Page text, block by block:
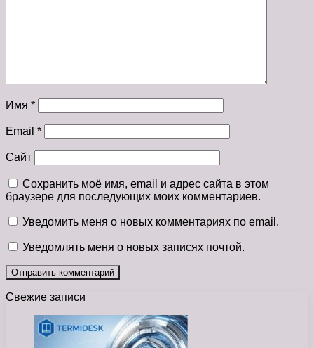
Имя *
Email *
Сайт
Сохранить моё имя, email и адрес сайта в этом
браузере для последующих моих комментариев.
Уведомить меня о новых комментариях по email.
Уведомлять меня о новых записях почтой.
Свежие записи